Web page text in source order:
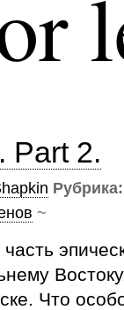
Part 2.
Рубрика:
~
Что